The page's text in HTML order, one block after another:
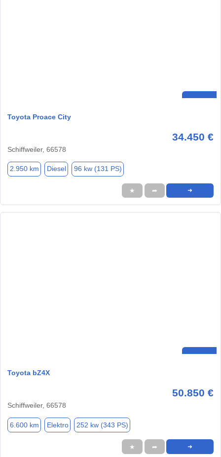
Toyota Proace City
34.450 €
Schiffweiler, 66578
2.950 km Diesel 96 kw (131 PS)
★ ➦ ➜
Toyota bZ4X
50.850 €
Schiffweiler, 66578
6.600 km Elektro 252 kw (343 PS)
★ ➦ ➜